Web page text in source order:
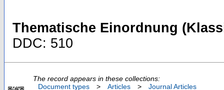
Thematische Einordnung
DDC: 510
The record appears in these collections:
Document types
> Articles >
Journal Articles